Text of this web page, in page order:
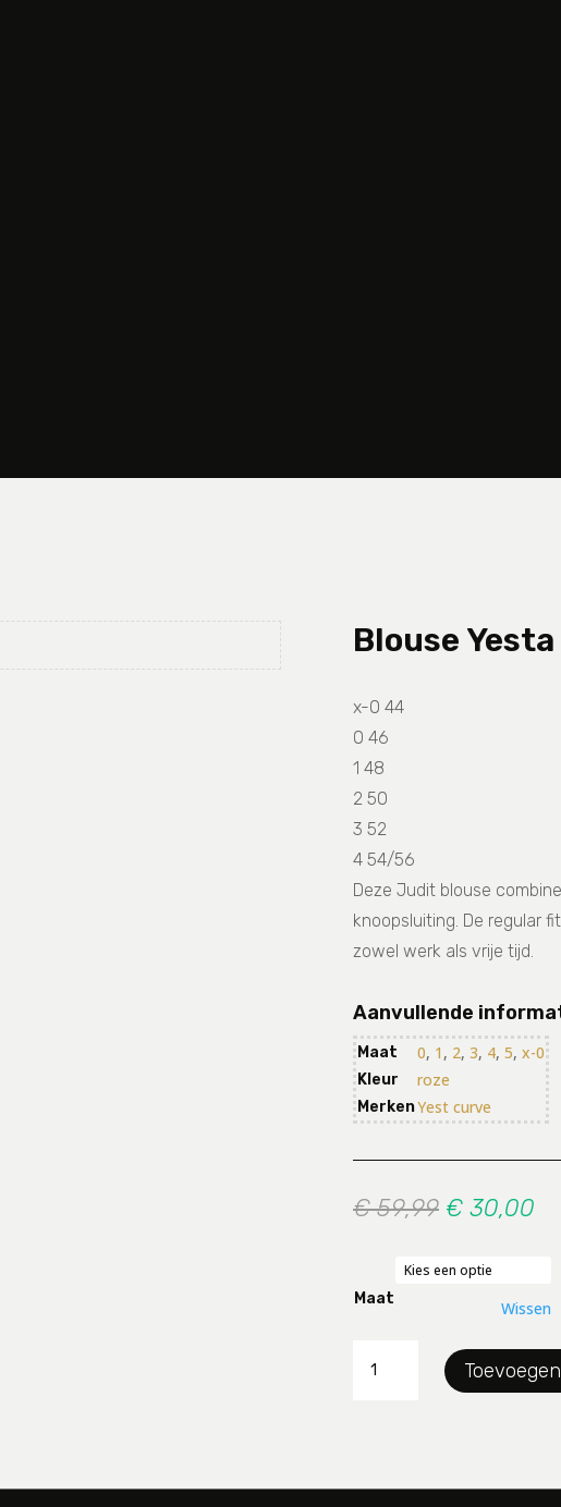
Blouse Yesta
x-0 44
0 46
1 48
2 50
3 52
4 54/56
Deze Judit blouse
knoopsluiting. De regular
zowel werk als vrije tijd.
Aanvullende
Maat 0, 1 , 2, 3, 4, 5, x-0
Kleur roze
MerkenYest curve
€59,99
was:
€ 59,99.
€ 30,00
Maat Wissen
Yesta